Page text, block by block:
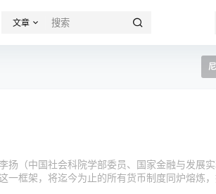
文章
扬（中国社会科院学部委员、国家金融与发展
框架，将迄今为止的所有货币制度同炉熔炼，